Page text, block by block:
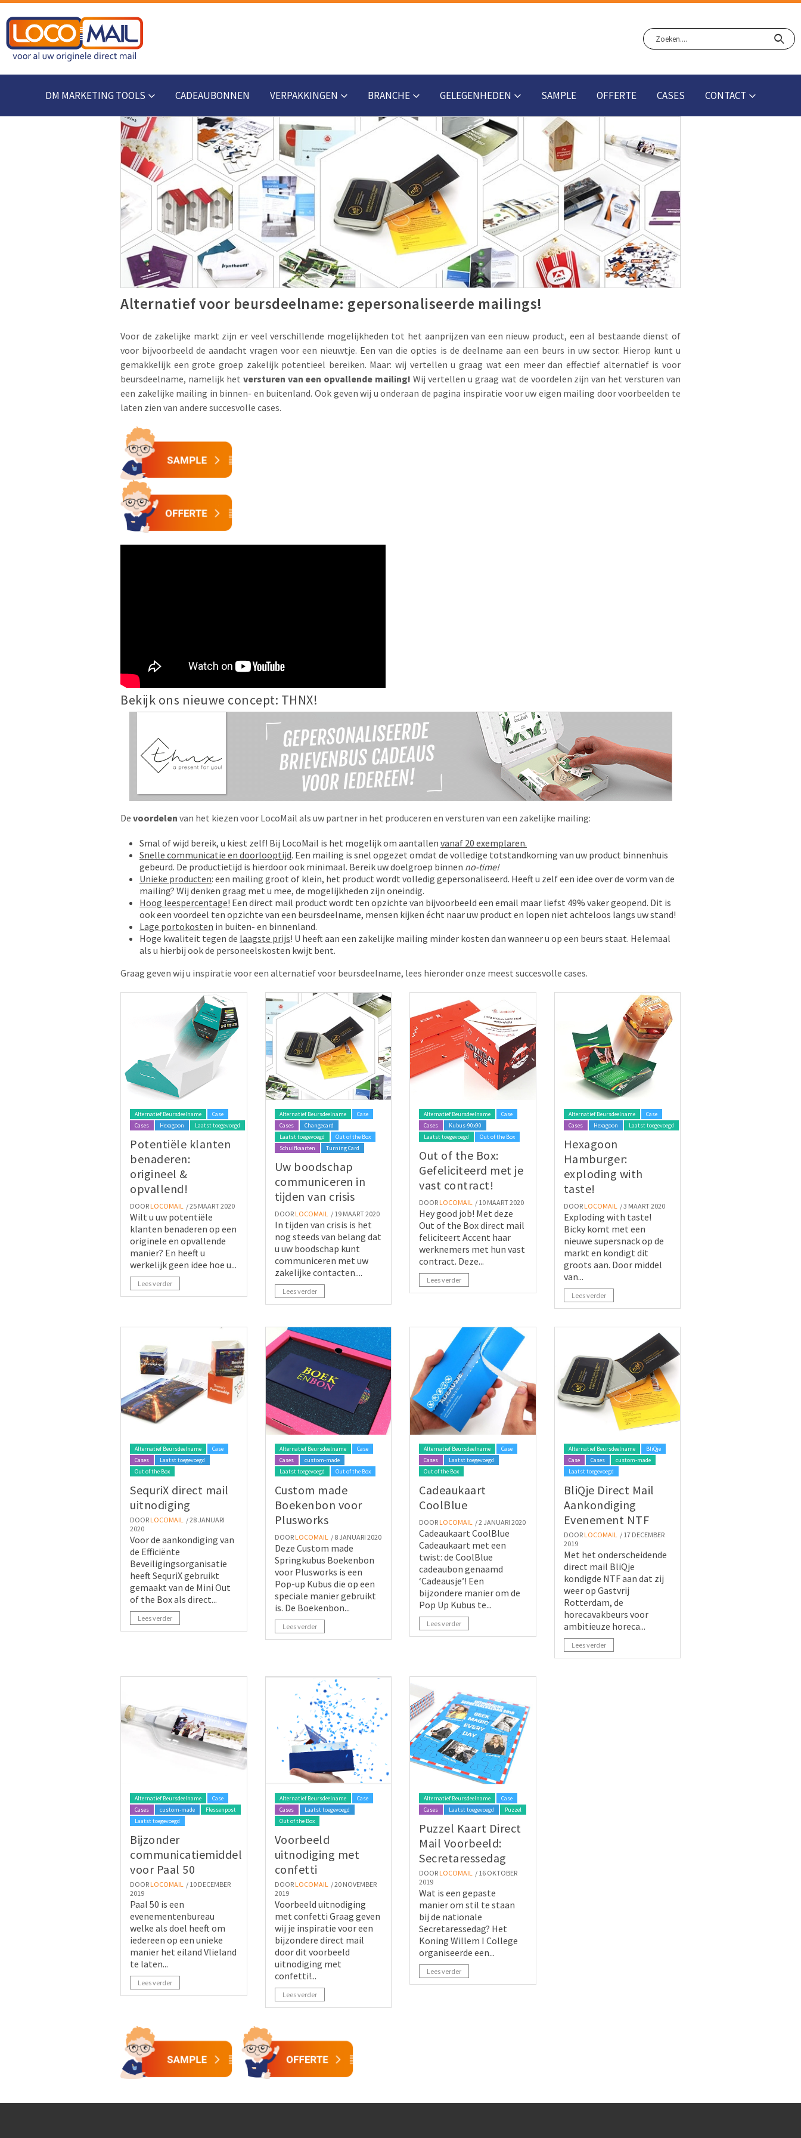
DM MARKETING TOOLS CADEAUBONNEN VERPAKKINGEN BRANCHE GELEGENHEDEN SAMPLE OFFERTE CASES CONTACT
Alternatief voor beursdeelname: gepersonaliseerde mailings!
Voor de zakelijke markt zijn er veel verschillende mogelijkheden tot het aanprijzen van een nieuw product, een al bestaande dienst of
voor bijvoorbeeld de aandacht vragen voor een nieuwtje. Een van die opties is de deelname aan een beurs in uw sector. Hierop kunt u
gemakkelijk een grote groep zakelijk potentieel bereiken. Maar: wij vertellen u graag wat een meer dan effectief alternatief is voor
beursdeelname, namelijk het versturen van een opvallende mailing! Wij vertellen u graag wat de voordelen zijn van het versturen van
een zakelijke mailing in binnen- en buitenland. Ook geven wij u onderaan de pagina inspiratie voor uw eigen mailing door voorbeelden te
laten zien van andere succesvolle cases.
Bekijk ons nieuwe concept: THNX!
De voordelen van het kiezen voor LocoMail als uw partner in het produceren en versturen van een zakelijke mailing:
Smal of wijd bereik, u kiest zelf! Bij LocoMail is het mogelijk om aantallen vanaf 20 exemplaren.
Snelle communicatie en doorlooptijd. Een mailing is snel opgezet omdat de volledige totstandkoming van uw product binnenhuis
gebeurd. De productietijd is hierdoor ook minimaal. Bereik uw doelgroep binnen no-time!
Unieke producten: een mailing groot of klein, het product wordt volledig gepersonaliseerd. Heeft u zelf een idee over de vorm van de
mailing? Wij denken graag met u mee, de mogelijkheden zijn oneindig.
Hoog leespercentage! Een direct mail product wordt ten opzichte van bijvoorbeeld een email maar liefst 49% vaker geopend. Dit is
ook een voordeel ten opzichte van een beursdeelname, mensen kijken écht naar uw product en lopen niet achteloos langs uw stand!
Lage portokosten in buiten- en binnenland.
Hoge kwaliteit tegen de laagste prijs! U heeft aan een zakelijke mailing minder kosten dan wanneer u op een beurs staat. Helemaal
als u hierbij ook de personeelskosten kwijt bent.
Graag geven wij u inspiratie voor een alternatief voor beursdeelname, lees hieronder onze meest succesvolle cases.
Alternatief Beursdeelname
Case
Cases
Hexagoon Laatst toegevoegd
Potentiële klanten
benaderen:
origineel &
opvallend!
DOOR LOCOMAIL / 25 MAART 2020
Wilt u uw potentiële
klanten benaderen op een
originele en opvallende
manier? En heeft u
werkelijk geen idee hoe u...
Lees verder
Alternatief Beursdeelname
Case
Cases
Changecard
Laatst toegevoegd
Out of the Box
Schuifkaarten
Turning Card
Uw boodschap
communiceren in
tijden van crisis
DOOR LOCOMAIL / 19 MAART 2020
In tijden van crisis is het
nog steeds van belang dat
u uw boodschap kunt
communiceren met uw
zakelijke contacten....
Lees verder
Alternatief Beursdeelname
Case
Cases
Kubus-90x90
Laatst toegevoegd
Out of the Box
Out of the Box:
Gefeliciteerd met je
vast contract!
DOOR LOCOMAIL / 10 MAART 2020
Hey good job! Met deze
Out of the Box direct mail
feliciteert Accent haar
werknemers met hun vast
contract. Deze...
Lees verder
Alternatief Beursdeelname
Case
Cases
Hexagoon Laatst toegevoegd
Hexagoon
Hamburger:
exploding with
taste!
DOOR LOCOMAIL / 3 MAART 2020
Exploding with taste!
Bicky komt met een
nieuwe supersnack op de
markt en kondigt dit
groots aan. Door middel
van...
Lees verder
Alternatief Beursdeelname
Case
Cases
Laatst toegevoegd
Out of the Box
SequriX direct mail
uitnodiging
DOOR LOCOMAIL / 28 JANUARI
2020
Voor de aankondiging van
de Efficiënte
Beveiligingsorganisatie
heeft SequriX gebruikt
gemaakt van de Mini Out
of the Box als direct...
Lees verder
Alternatief Beursdeelname
Case
Cases
custom-made
Laatst toegevoegd
Out of the Box
Custom made
Boekenbon voor
Plusworks
DOOR LOCOMAIL / 8 JANUARI 2020
Deze Custom made
Springkubus Boekenbon
voor Plusworks is een
Pop-up Kubus die op een
speciale manier gebruikt
is. De Boekenbon...
Lees verder
Alternatief Beursdeelname
Case
Cases
Laatst toegevoegd
Out of the Box
Cadeaukaart
CoolBlue
DOOR LOCOMAIL / 2 JANUARI 2020
Cadeaukaart CoolBlue
Cadeaukaart met een
twist: de CoolBlue
cadeaubon genaamd
‘Cadeausje’! Een
bijzondere manier om de
Pop Up Kubus te...
Lees verder
Alternatief Beursdeelname
BliQje
Case
Cases
custom-made
Laatst toegevoegd
BliQje Direct Mail
Aankondiging
Evenement NTF
DOOR LOCOMAIL / 17 DECEMBER
2019
Met het onderscheidende
direct mail BliQje
kondigde NTF aan dat zij
weer op Gastvrij
Rotterdam, de
horecavakbeurs voor
ambitieuze horeca...
Lees verder
Alternatief Beursdeelname
Case
Cases
custom-made
Flessenpost
Laatst toegevoegd
Bijzonder
communicatiemiddel
voor Paal 50
DOOR LOCOMAIL / 10 DECEMBER
2019
Paal 50 is een
evenementenbureau
welke als doel heeft om
iedereen op een unieke
manier het eiland Vlieland
te laten...
Lees verder
Alternatief Beursdeelname
Case
Cases
Laatst toegevoegd
Out of the Box
Voorbeeld
uitnodiging met
confetti
DOOR LOCOMAIL / 20 NOVEMBER
2019
Voorbeeld uitnodiging
met confetti Graag geven
wij je inspiratie voor een
bijzondere direct mail
door dit voorbeeld
uitnodiging met
confetti!...
Lees verder
Alternatief Beursdeelname
Case
Cases
Laatst toegevoegd Puzzel
Puzzel Kaart Direct
Mail Voorbeeld:
Secretaressedag
DOOR LOCOMAIL / 16 OKTOBER
2019
Wat is een gepaste
manier om stil te staan
bij de nationale
Secretaressedag? Het
Koning Willem I College
organiseerde een...
Lees verder